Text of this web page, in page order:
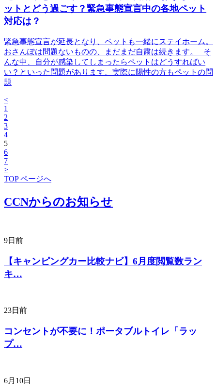
ットとどう過ごす？緊急事態宣言中の各地ペット
対応は？
緊急事態宣言が延長となり、ペットも一緒にステイホーム。
おさんぽは問題ないものの、まだまだ自粛は続きます。 そ
んな中、自分が感染してしまったらペットはどうすればい
い？といった問題があります。実際に陽性の方もペットの問
題
<
1
2
3
4
5
6
7
>
TOP ページへ
CCNからのお知らせ
9日前
【キャンピングカー比較ナビ】6月度閲覧数ラン
キ…
23日前
コンセントが不要に！ポータブルトイレ「ラッ
プ…
6月10日